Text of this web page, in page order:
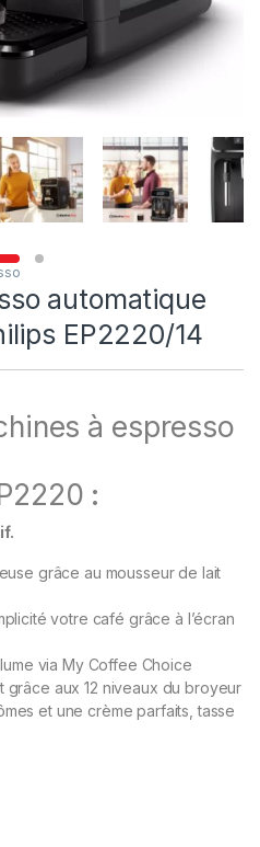
automatique
EP2220/14
à espresso
:
grâce au mousseur de lait
votre café grâce à l’écran
via My Coffee Choice
grâce aux 12 niveaux du broyeur
et une crème parfaits, tasse